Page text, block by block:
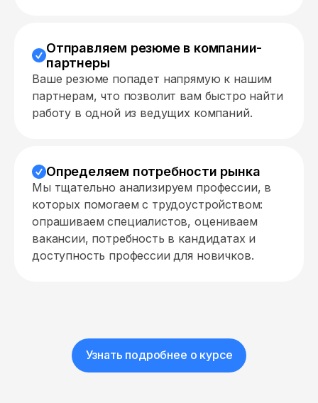
Отправляем резюме в компании-
партнеры
Ваше резюме попадет напрямую к нашим
партнерам, что позволит вам быстро найти
работу в одной из ведущих компаний.
Определяем потребности рынка
Мы тщательно анализируем профессии, в
которых помогаем с трудоустройством:
опрашиваем специалистов, оцениваем
вакансии, потребность в кандидатах и
доступность профессии для новичков.
Узнать подробнее о курсе